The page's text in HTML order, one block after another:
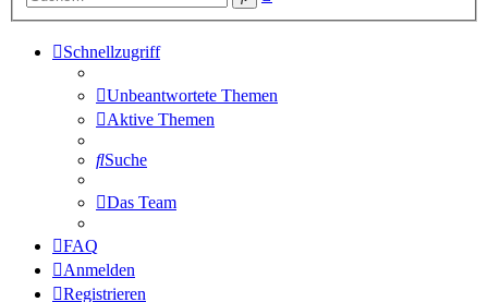
Schnellzugriff
Unbeantwortete Themen
Aktive Themen
Suche
Das Team
FAQ
Anmelden
Registrieren